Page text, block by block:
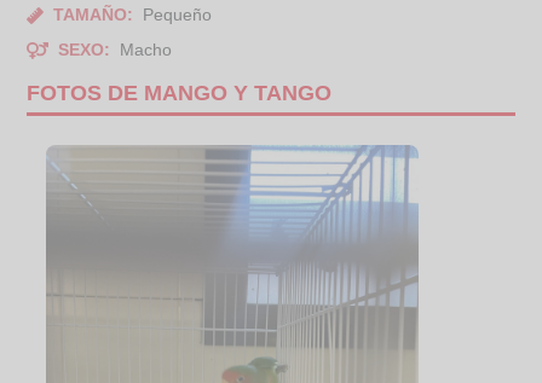
TAMAÑO:
Pequeño
SEXO:
Macho
FOTOS DE MANGO Y TANGO